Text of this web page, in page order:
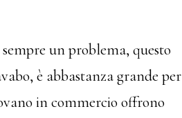
un problema, questo
è abbastanza grande per
in commercio offrono